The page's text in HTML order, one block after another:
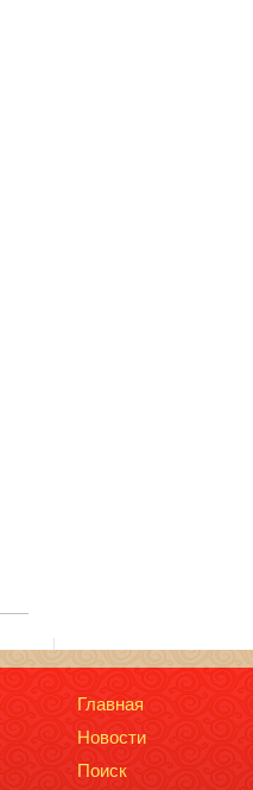
Главная
Новости
Поиск